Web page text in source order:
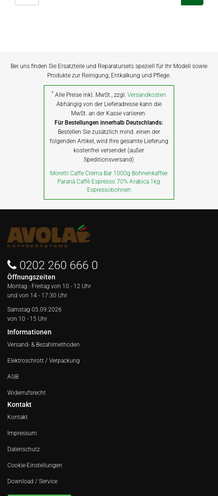
Bei uns finden Sie Ersatzteile und Reparatursets speziell für Ihr Modell sowie
Produkte zur Reinigung, Entkalkung und Pflege.
* Alle Preise inkl. MwSt., zzgl.Versandkosten
Abhängig von der Lieferadresse kann die
MwSt. an der Kasse variieren.
Für Bestellungen innerhalb Deutschlands:
Bestellen Sie zusätzlich mind. einen der
folgenden Artikel, wird Ihre gesamte Lieferung
kostenfrei versendet (außer
Speditionsversand)
Moretti Caffe Crema Bar 1000g Bohnenkaffee
Paranà Caffè Espresso 70% Arabica 1kg
Espressobohnen
0202 260 666 0
Öffnungszeiten
Montag - Freitag von 10 - 12 Uhr
und von 14 - 17:30 Uhr
Samstag 05.09.2026
von 10 - 15 Uhr
Informationen
Versand- & Bezahlmethoden
Elektroschrott / Verpackung
AGB
Widerrufsrecht
Kontakt
Kontakt
Impressum
Datenschutz
Cookie-Einstellungen
Download / Service